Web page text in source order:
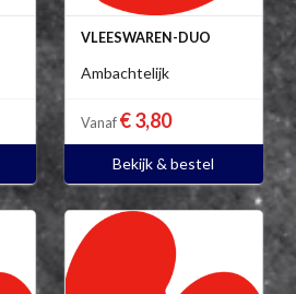
VLEESWAREN-DUO
Ambachtelijk
Vanaf € 3,80
Bekijk & bestel